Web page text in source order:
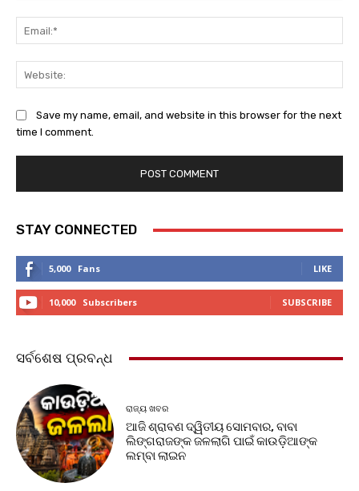
Save my name, email, and website in this browser for the next
time I comment.
STAY CONNECTED
5,000 Fans LIKE
10,000 Subscribers SUBSCRIBE
ସର୍ବଶେଷ ପ୍ରବନ୍ଧ
ରାଜ୍ୟ ଖବର
ଆଜି ଶ୍ରାବଣ ଦ୍ୱିତୀୟ ସୋମବାର, ବାବା
ଲିଙ୍ଗରାଜଙ୍କ ଜଳଲାଗି ପାଇଁ କାଉଡ଼ିଆଙ୍କ
ଲମ୍ବା ଲାଇନ